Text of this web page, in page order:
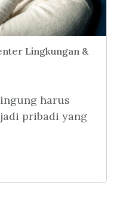
Lingkungan &
harus
pribadi yang